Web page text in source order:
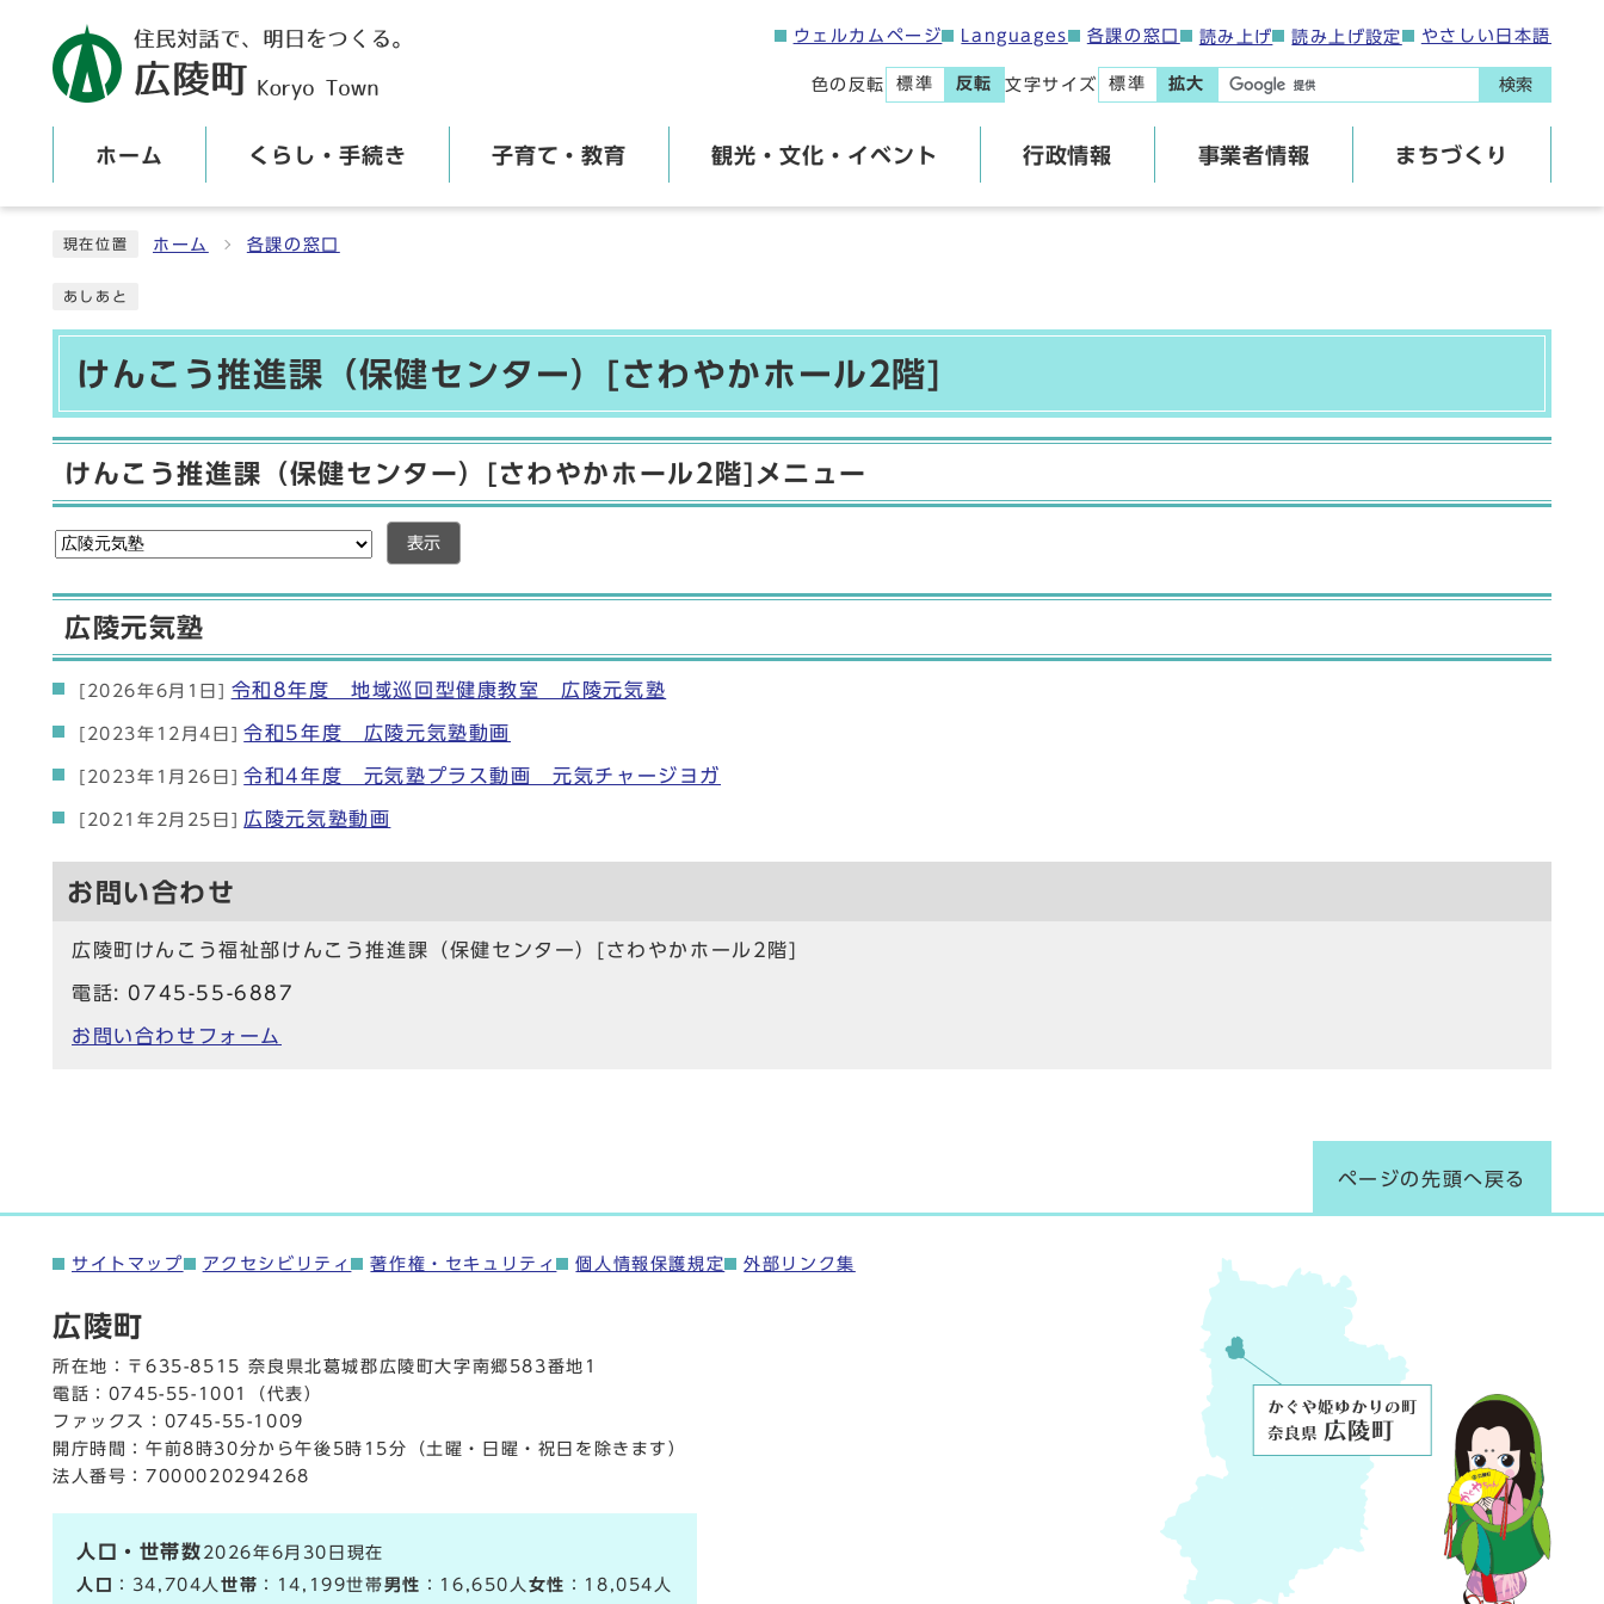
ウェルカムページ Languages 各課の窓口 読み上げ 読み上げ設定 やさしい日本語
色の反転 標準 反転 文字サイズ 標準 拡大 検索
ホーム くらし・手続き 子育て・教育 観光・文化・イベント 行政情報 事業者情報 まちづくり
現在位置 ホーム 各課の窓口
あしあと
けんこう推進課（保健センター）[さわやかホール2階]
けんこう推進課（保健センター）[さわやかホール2階]メニュー
表示
広陵元気塾
[2026年6月1日] 令和8年度 地域巡回型健康教室 広陵元気塾
[2023年12月4日] 令和5年度 広陵元気塾動画
[2023年1月26日] 令和4年度 元気塾プラス動画 元気チャージヨガ
[2021年2月25日] 広陵元気塾動画
お問い合わせ
広陵町けんこう福祉部けんこう推進課（保健センター）[さわやかホール2階]
電話: 0745-55-6887
お問い合わせフォーム
ページの先頭へ戻る
サイトマップ アクセシビリティ 著作権・セキュリティ 個人情報保護規定 外部リンク集
広陵町
所在地：〒635-8515 奈良県北葛城郡広陵町大字南郷583番地1
電話： 0745-55-1001
（代表）
ファックス：0745-55-1009
開庁時間：午前8時30分から午後5時15分（土曜・日曜・祝日を除きます）
法人番号：7000020294268
人口・世帯数 2026年6月30日現在
人口
：34,704人世帯 ：14,199世帯男性 ：16,650人 女性 ：18,054人